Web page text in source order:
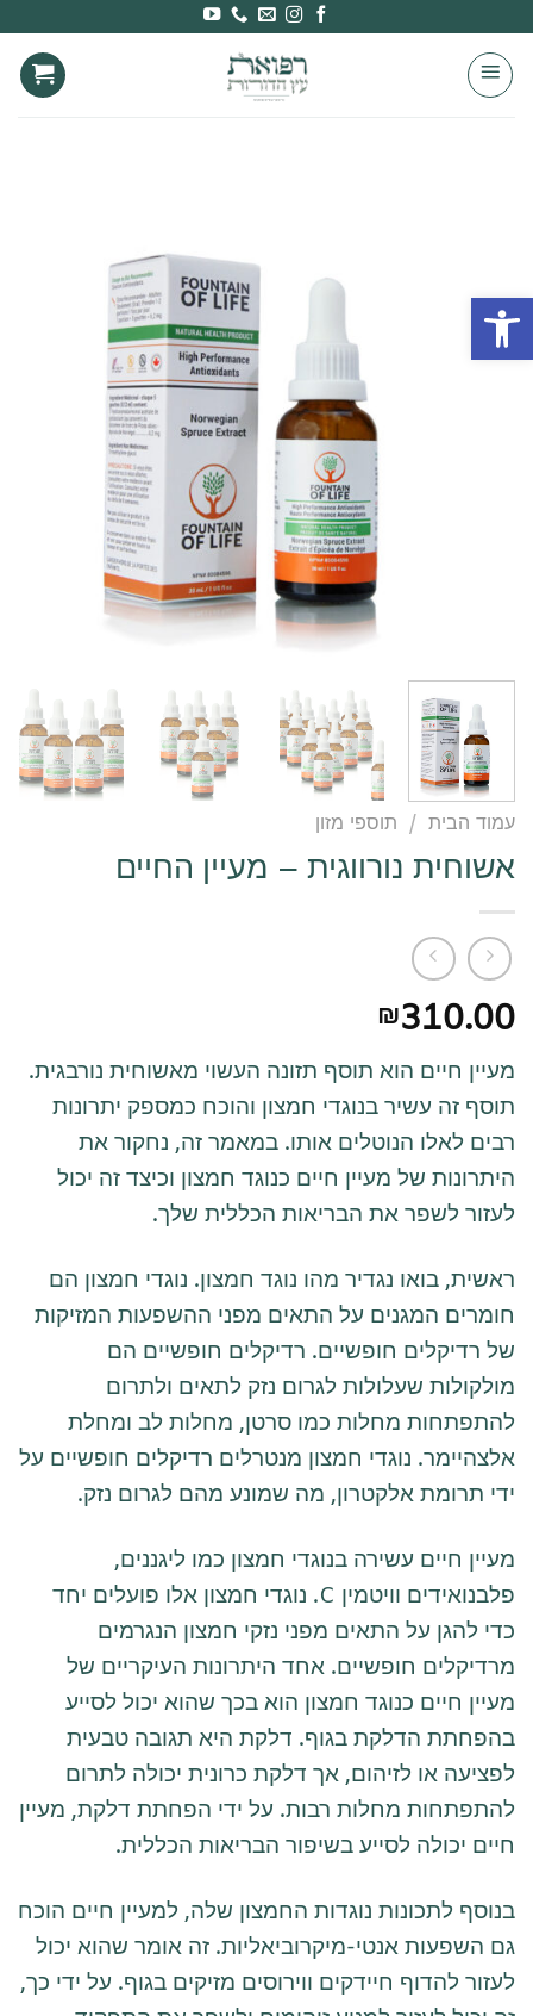
פתח סרגל נגישות
content
עמוד הבית / תוספי מזון
אשוחית נורווגית – מעיין החיים
₪310.00
מעיין חיים הוא תוסף תזונה העשוי מאשוחית נורבגית.
תוסף זה עשיר בנוגדי חמצון והוכח כמספק יתרונות
רבים לאלו הנוטלים אותו. במאמר זה, נחקור את
היתרונות של מעיין חיים כנוגד חמצון וכיצד זה יכול
לעזור לשפר את הבריאות הכללית שלך.
ראשית, בואו נגדיר מהו נוגד חמצון. נוגדי חמצון הם
חומרים המגנים על התאים מפני ההשפעות המזיקות
של רדיקלים חופשיים. רדיקלים חופשיים הם
מולקולות שעלולות לגרום נזק לתאים ולתרום
להתפתחות מחלות כמו סרטן, מחלות לב ומחלת
אלצהיימר. נוגדי חמצון מנטרלים רדיקלים חופשיים על
ידי תרומת אלקטרון, מה שמונע מהם לגרום נזק.
מעיין חיים עשירה בנוגדי חמצון כמו ליגננים,
פלבנואידים וויטמין C. נוגדי חמצון אלו פועלים יחד
כדי להגן על התאים מפני נזקי חמצון הנגרמים
מרדיקלים חופשיים. אחד היתרונות העיקריים של
מעיין חיים כנוגד חמצון הוא בכך שהוא יכול לסייע
בהפחתת הדלקת בגוף. דלקת היא תגובה טבעית
לפציעה או לזיהום, אך דלקת כרונית יכולה לתרום
להתפתחות מחלות רבות. על ידי הפחתת דלקת, מעיין
חיים יכולה לסייע בשיפור הבריאות הכללית.
בנוסף לתכונות נוגדות החמצון שלה, למעיין חיים הוכח
גם השפעות אנטי-מיקרוביאליות. זה אומר שהוא יכול
לעזור להדוף חיידקים ווירוסים מזיקים בגוף. על ידי כך,